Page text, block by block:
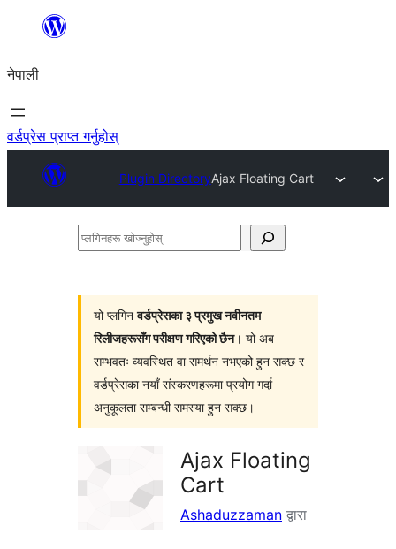
सामग्रीमा
नेपाली
वर्डप्रेस प्राप्त गर्नुहोस्
Plugin DirectoryAjax Floating Cart
प्लगिनहरू
यो प्लगिनवर्डप्रेसका ३ प्रमुख नवीनतम
रिलीजहरूसँग परीक्षण गरिएको छैन। यो अब
सम्भवतः व्यवस्थित वा समर्थन नभएको हुन सक्छ र
वर्डप्रेसका नयाँ संस्करणहरूमा प्रयोग गर्दा
अनुकूलता सम्बन्धी समस्या हुन सक्छ।
Ajax Floating
Cart
Ashaduzzaman द्वारा